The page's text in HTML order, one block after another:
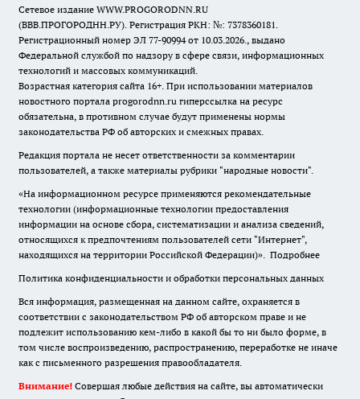
Сетевое издание WWW.PROGORODNN.RU
(ВВВ.ПРОГОРОДНН.РУ). Регистрация РКН: №: 7378360181.
Регистрационный номер ЭЛ 77-90994 от 10.03.2026., выдано
Федеральной службой по надзору в сфере связи, информационных
технологий и массовых коммуникаций.
Возрастная категория сайта 16+. При использовании материалов
новостного портала progorodnn.ru гиперссылка на ресурс
обязательна, в противном случае будут применены нормы
законодательства РФ об авторских и смежных правах.
Редакция портала не несет ответственности за комментарии
пользователей, а также материалы рубрики "народные новости".
«На информационном ресурсе применяются рекомендательные
технологии (информационные технологии предоставления
информации на основе сбора, систематизации и анализа сведений,
относящихся к предпочтениям пользователей сети "Интернет",
находящихся на территории Российской Федерации)». Подробнее
Политика конфиденциальности и обработки персональных данных
Вся информация, размещенная на данном сайте, охраняется в
соответствии с законодательством РФ об авторском праве и не
подлежит использованию кем-либо в какой бы то ни было форме, в
том числе воспроизведению, распространению, переработке не иначе
как с письменного разрешения правообладателя.
Внимание! Совершая любые действия на сайте, вы автоматически